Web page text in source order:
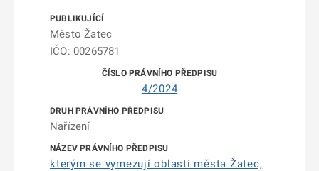
Město Žatec
IČO: 00265781
4/2024
Nařízení
kterým se vymezují oblasti města Žatec,